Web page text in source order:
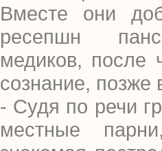
Вместе они
ресепшн
медиков, после
сознание, позже
- Судя по речи
местные